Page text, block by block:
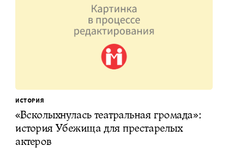
ИСТОРИЯ
«Всколыхнулась театральная громада»:
история Убежища для престарелых
актеров